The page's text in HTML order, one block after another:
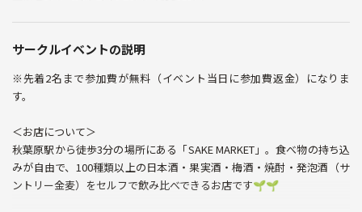
サークルイベントの説明
※先着2名まで参加費が無料（イベント当日に参加費返金）になりま
す。
＜お店について＞
秋葉原駅から徒歩3分の場所にある「SAKE MARKET」。食べ物の持ち込
みが自由で、100種類以上の日本酒・果実酒・梅酒・焼酎・発泡酒（サ
ントリー金麦）をセルフで飲み比べできるお店です🌱🌱